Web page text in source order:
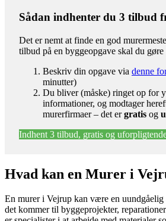
Sådan indhenter du 3 tilbud
Det er nemt at finde en god
tilbud på en byggeopgave skal du gøre
Beskriv din opgave via denne
minutter)
Du bliver (måske) ringet op for
informationer, og modtager
murerfirmaer – det ergratis og
Indhent 3 tilbud, gratis og
Hvad kan en Murer i
En murer i Vejrup kan være en uundgåelig
det kommer til byggeprojekter,